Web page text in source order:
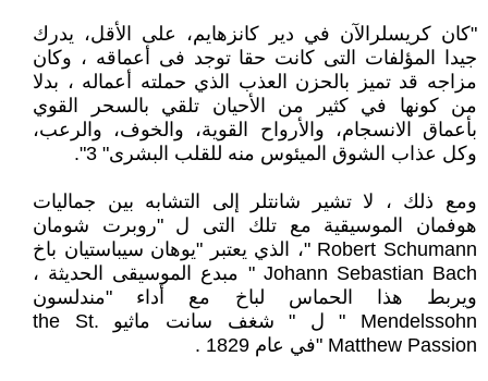
"كان كريسلرالآن في دير كانزهايم، على الأقل، يدرك
جيدا المؤلفات التى كانت حقا توجد فى أعماقه ، وكان
مزاجه قد تميز بالحزن العذب الذي حملته أعماله ، بدلا
من كونها في كثير من الأحيان تلقي بالسحر القوي
بأعماق الانسجام، والأرواح القوية، والخوف، والرعب،
وكل عذاب الشوق الميئوس منه للقلب البشرى" 3".
ومع ذلك ، لا تشير شانتلر إلى التشابه بين جماليات
هوفمان الموسيقية مع تلك التى ل "روبرت شومان
Robert Schumann "، الذي يعتبر "يوهان سيباستيان باخ
Johann Sebastian Bach " مبدع الموسيقى الحديثة ،
ويربط هذا الحماس لباخ مع أداء "مندلسون
Mendelssohn " ل " شغف سانت ماثيو the St.
Matthew Passion "في عام 1829 .